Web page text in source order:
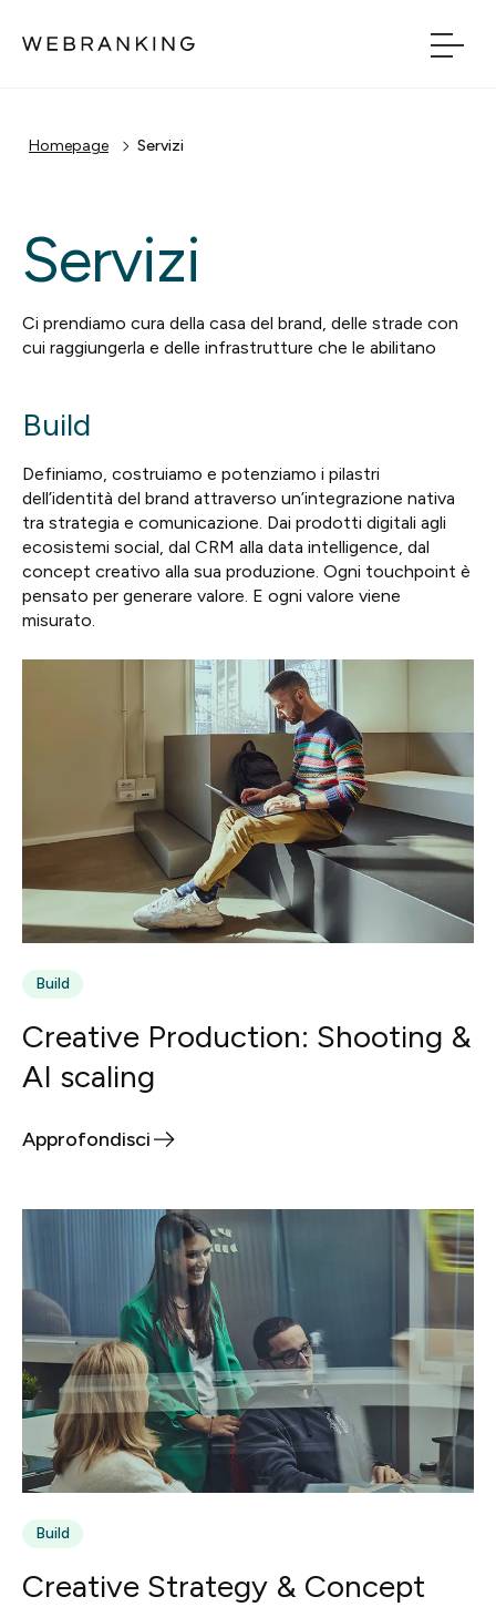
Build
Bridge
Tech
Chi Siamo
Cosa facciamo
Progetti
Point of W
Homepage Servizi
Servizi
Ci prendiamo cura della casa del brand, delle strade con
cui raggiungerla e delle infrastrutture che le abilitano
Build
Definiamo, costruiamo e potenziamo i pilastri
dell’identità del brand attraverso un’integrazione nativa
tra strategia e comunicazione. Dai prodotti digitali agli
ecosistemi social, dal CRM alla data intelligence, dal
concept creativo alla sua produzione. Ogni touchpoint è
pensato per generare valore. E ogni valore viene
misurato.
Build
Creative Production: Shooting &
AI scaling
Approfondisci
Build
Creative Strategy & Concept